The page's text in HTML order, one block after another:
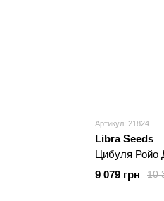
Артикул: 21824
Libra Seeds
Цибуля Ройо
10
9 079 грн